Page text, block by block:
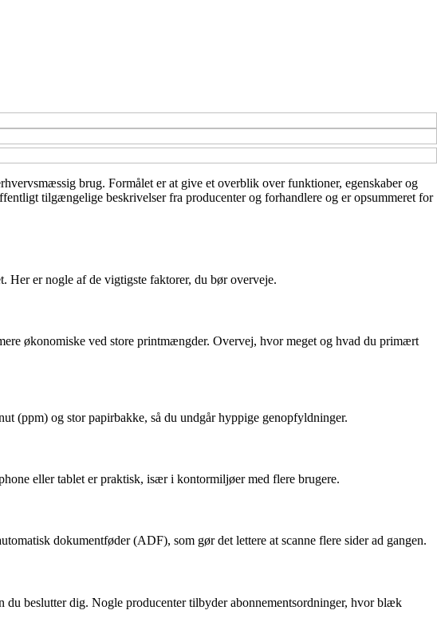
brug. Formålet er at give et overblik over funktioner, egenskaber og
tilgængelige beskrivelser fra producenter og forhandlere og er opsummeret for
er nogle af de vigtigste faktorer, du bør overveje.
økonomiske ved store printmængder. Overvej, hvor meget og hvad du primært
(ppm) og stor papirbakke, så du undgår hyppige genopfyldninger.
eller tablet er praktisk, især i kontormiljøer med flere brugere.
dokumentføder (ADF), som gør det lettere at scanne flere sider ad gangen.
beslutter dig. Nogle producenter tilbyder abonnementsordninger, hvor blæk